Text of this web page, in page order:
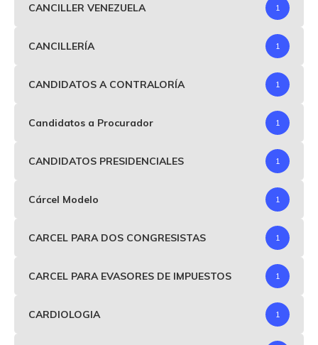
CANCILLER VENEZUELA 1
CANCILLERÍA 1
CANDIDATOS A CONTRALORÍA 1
Candidatos a Procurador 1
CANDIDATOS PRESIDENCIALES 1
Cárcel Modelo 1
CARCEL PARA DOS CONGRESISTAS 1
CARCEL PARA EVASORES DE IMPUESTOS 1
CARDIOLOGIA 1